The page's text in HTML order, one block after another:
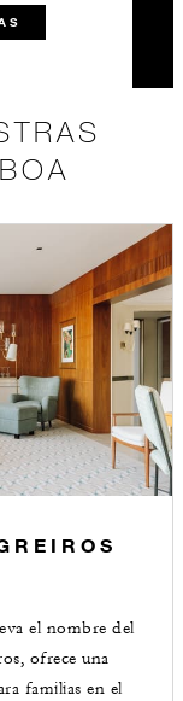
el nombre del
ofrece una
familias en el